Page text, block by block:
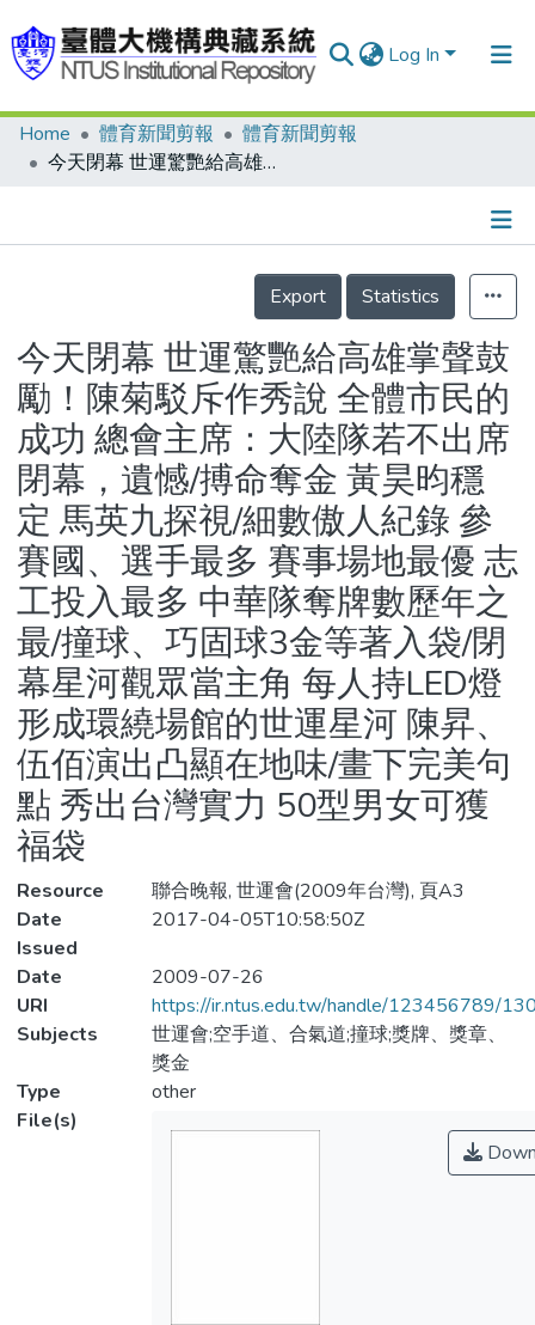
Log In
Communities & Collections
Statistics
Home 體育新聞剪報
體育新聞剪報
今天閉幕 世運驚艷給高雄掌聲鼓勵！陳菊駁斥作秀說 全體市民的成功 總會主席：大陸隊若不出席閉幕，遺憾/搏命奪金 黃昊昀穩定 馬英九探視/細數傲人紀錄 參賽國、選手最多 賽事場地最優 志工投入最多 中華隊奪牌數歷年之最/撞球、巧固球3金等著入袋/閉幕星河觀眾當主角 每人持LED燈 形成環繞場館的世運星河 陳昇、伍佰演出凸顯在地味/畫下完美句點 秀出台灣實力 50型男女可獲福袋
Details
Export
Statistics
今天閉幕 世運驚艷給高雄掌聲鼓
勵！陳菊駁斥作秀說 全體市民的
成功 總會主席：大陸隊若不出席
閉幕，遺憾/搏命奪金 黃昊昀穩
定 馬英九探視/細數傲人紀錄 參
賽國、選手最多 賽事場地最優 志
工投入最多 中華隊奪牌數歷年之
最/撞球、巧固球3金等著入袋/閉
幕星河觀眾當主角 每人持LED燈
形成環繞場館的世運星河 陳昇、
伍佰演出凸顯在地味/畫下完美句
點 秀出台灣實力 50型男女可獲
福袋
Resource
聯合晚報, 世運會(2009年台灣), 頁A3
Date
Issued
2017-04-05T10:58:50Z
Date
2009-07-26
URI
https://ir.ntus.edu.tw/handle/123456789/
Subjects
世運會;空手道、合氣道;撞球;獎牌、獎章、
獎金
Type
other
File(s)